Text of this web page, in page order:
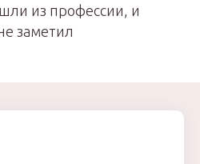
из профессии, и
заметил